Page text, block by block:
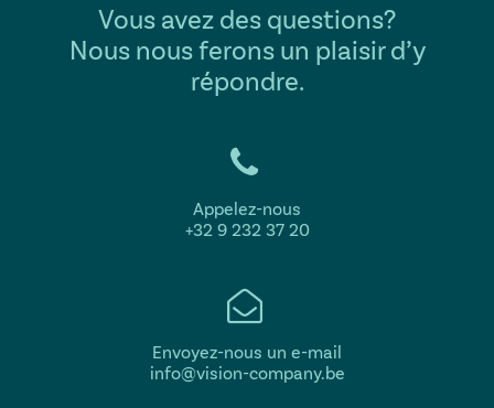
Vous avez des questions?
Nous nous ferons un plaisir d’y
répondre.
Appelez-nous
+32 9 232 37 20
Envoyez-nous un e-mail
info@vision-company.be